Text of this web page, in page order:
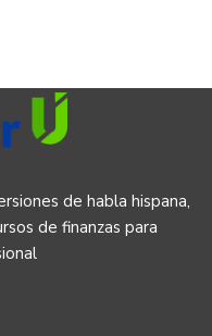
de habla hispana,
de finanzas para